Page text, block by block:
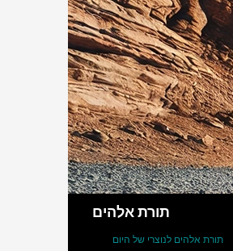
תורת אלהים
תורת אלהים לנוצרי של היום